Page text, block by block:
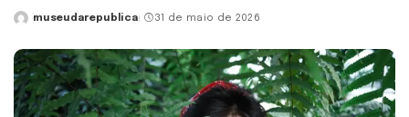
Posted
museudarepublica 31 de maio de 2026